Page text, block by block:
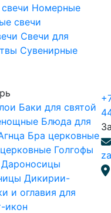
Номерные
свечи
Свечи для
Сувенирные
Баки для святой
Блюда для
Бра церковные
Голгофы
Дароносицы
Дикирии-
и оглавия для
икон